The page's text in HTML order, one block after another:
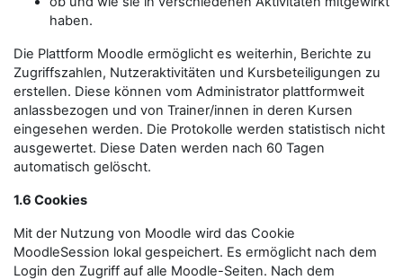
haben.
Die Plattform Moodle ermöglicht es weiterhin, Berichte zu
Zugriffszahlen, Nutzeraktivitäten und Kursbeteiligungen zu
erstellen. Diese können vom Administrator plattformweit
anlassbezogen und von Trainer/innen in deren Kursen
eingesehen werden. Die Protokolle werden statistisch nicht
ausgewertet. Diese Daten werden nach 60 Tagen
automatisch gelöscht.
1.6 Cookies
Mit der Nutzung von Moodle wird das Cookie
MoodleSession lokal gespeichert. Es ermöglicht nach dem
Login den Zugriff auf alle Moodle-Seiten. Nach dem